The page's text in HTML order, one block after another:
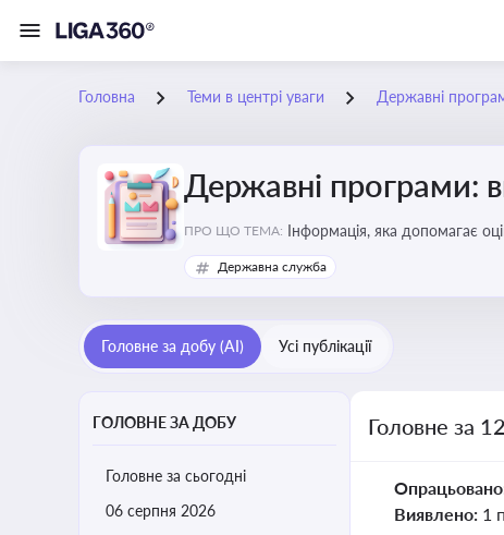
Головна Теми в центрі уваги Державні
Державні програми:
ПРО ЩО ТЕМА: Інформація, яка допомагає
удосконалення
Державна служба
Головне за добу (AI) Усі публікації
ГОЛОВНЕ ЗА ДОБУ
Головне за сьогодні
06 серпня 2026
Головне за
Виявлено: 1